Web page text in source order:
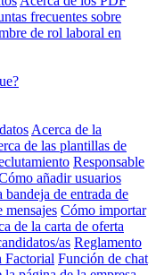
frecuentes sobre
de rol laboral en
Acerca de la
de las plantillas de
Responsable
añadir usuarios
de entrada de
Cómo importar
de la carta de oferta
as Reglamento
Factorial Función de chat